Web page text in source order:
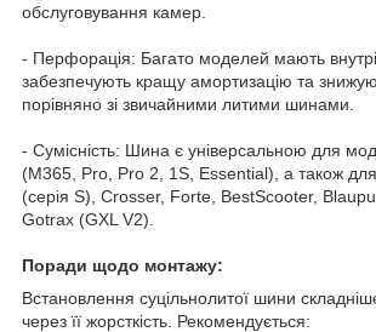
обслуговування камер.
- Перфорація: Багато моделей мають
забезпечують кращу амортизацію та
порівняно зі звичайними литими шинами.
- Сумісність: Шина є універсальною для
(M365, Pro, Pro 2, 1S, Essential), а також
(серія S), Crosser, Forte, BestScooter,
Gotrax (GXL V2).
Поради щодо монтажу:
Встановлення суцільнолитої шини
через її жорсткість. Рекомендується: